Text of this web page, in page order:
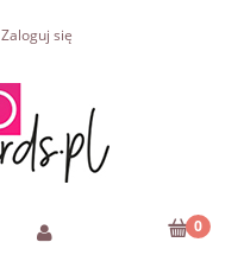
Zaloguj się